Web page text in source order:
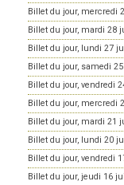
Billet du jour, mercredi
Billet du jour, mardi 28
Billet du jour, lundi 27
Billet du jour, samedi
Billet du jour, vendredi
Billet du jour, mercredi
Billet du jour, mardi 21
Billet du jour, lundi 20
Billet du jour, vendredi
Billet du jour, jeudi 16